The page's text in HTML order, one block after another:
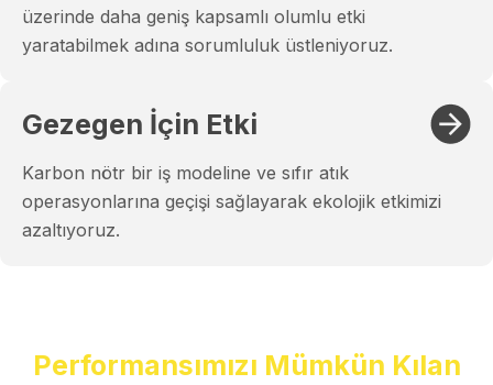
üzerinde daha geniş kapsamlı olumlu etki
yaratabilmek adına sorumluluk üstleniyoruz.
Gezegen İçin Etki
Karbon nötr bir iş modeline ve sıfır atık
operasyonlarına geçişi sağlayarak ekolojik etkimizi
azaltıyoruz.
Performansımızı Mümkün Kılan